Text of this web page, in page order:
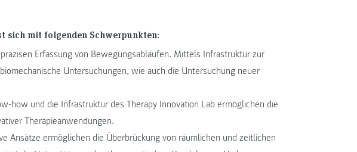
sich mit folgenden Schwerpunkten:
Erfassung von Bewegungsabläufen. Mittels Infrastruktur zur
Untersuchungen, wie auch die Untersuchung neuer
how und die Infrastruktur des Therapy Innovation Lab ermöglichen die
Therapieanwendungen.
Ansätze ermöglichen die Überbrückung von räumlichen und zeitlichen